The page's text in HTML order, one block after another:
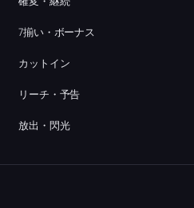
7揃い・ボーナス
カットイン
リーチ・予告
放出・閃光